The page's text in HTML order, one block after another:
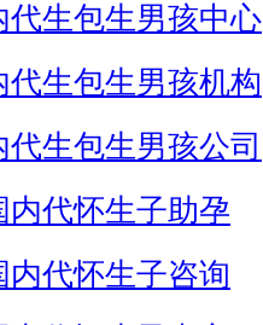
代生包生男孩中心
代生包生男孩机构
代生包生男孩公司
内代怀生子助孕
内代怀生子咨询